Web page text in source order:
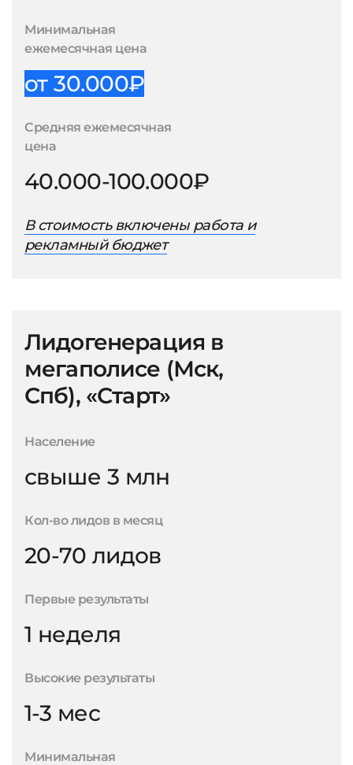
Минимальная
ежемесячная цена
от 30.000₽
Средняя ежемесячная
цена
40.000-100.000₽
В стоимость включены работа и
рекламный бюджет
Лидогенерация в
мегаполисе (Мск,
Спб), «Старт»
Население
свыше 3 млн
Кол-во лидов в месяц
20-70 лидов
Первые результаты
1 неделя
Высокие результаты
1-3 мес
Минимальная